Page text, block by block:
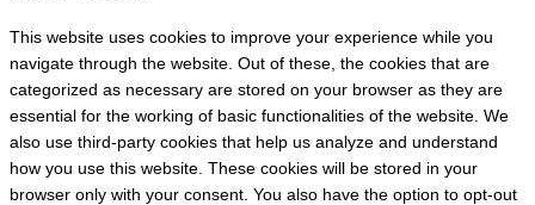
This website uses cookies to improve your experience while you
navigate through the website. Out of these, the cookies that are
categorized as necessary are stored on your browser as they are
essential for the working of basic functionalities of the website. We
also use third-party cookies that help us analyze and understand
how you use this website. These cookies will be stored in your
browser only with your consent. You also have the option to opt-out